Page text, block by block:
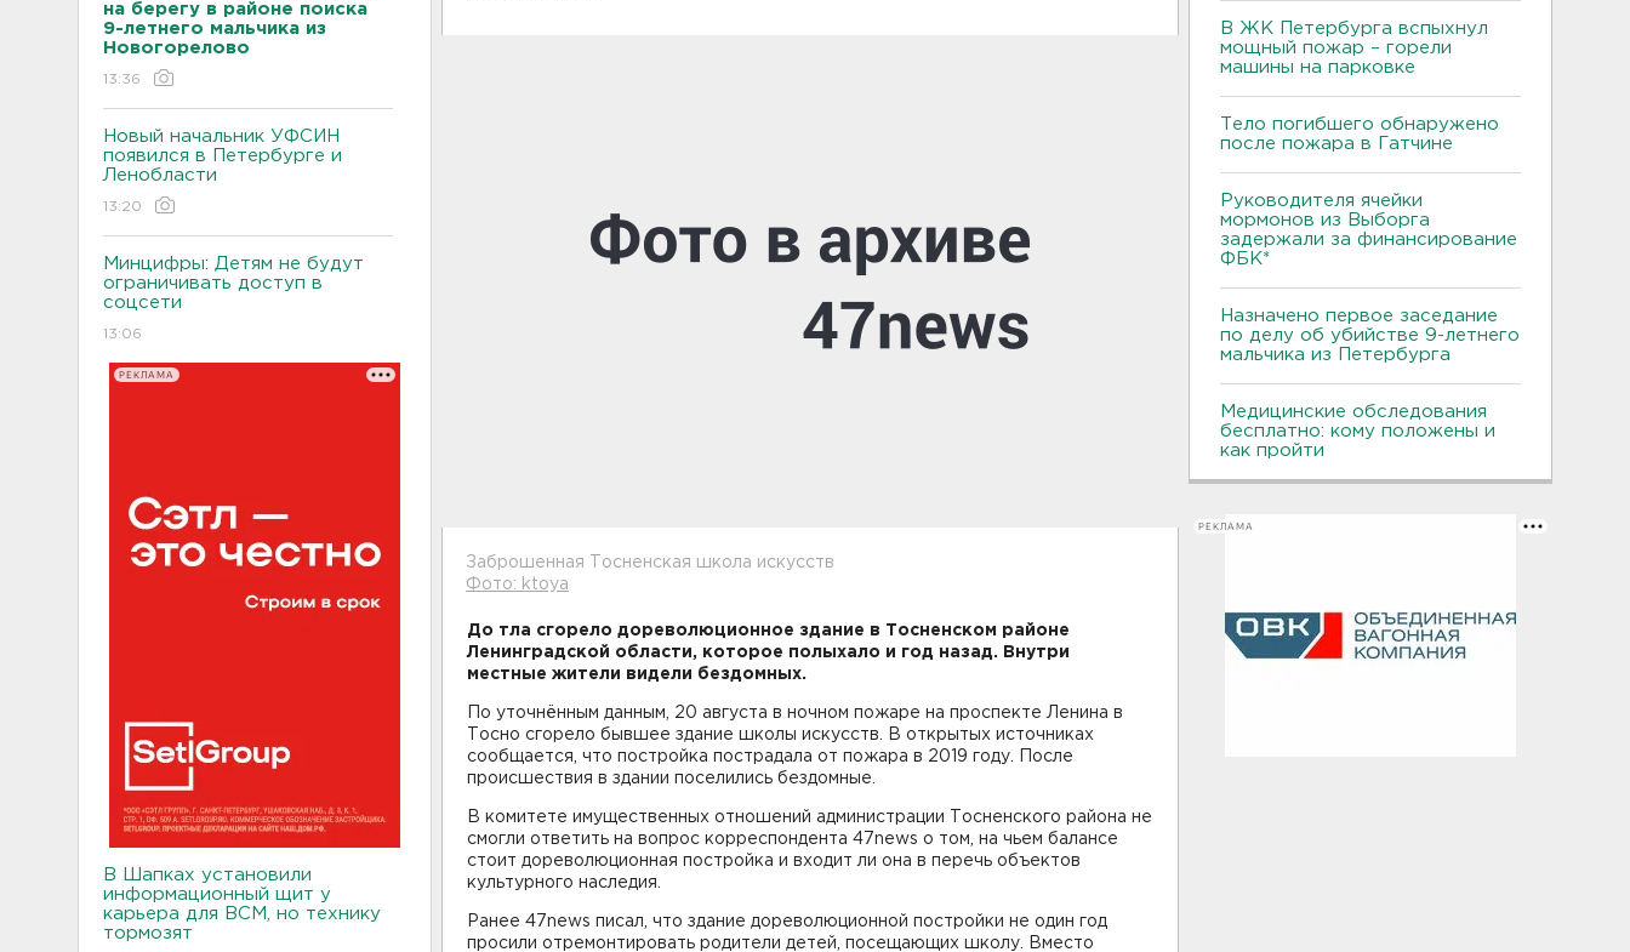
на берегу в районе поиска
9-летнего мальчика из
Новогорелово
13:36
Новый начальник УФСИН
появился в Петербурге и
Ленобласти
13:20
Минцифры: Детям не будут
ограничивать доступ в
соцсети
13:06
РЕКЛАМА
В Шапках установили
информационный щит у
карьера для ВСМ, но технику
тормозят
Заброшенная Тосненская школа искусств
Фото: ktoya
До тла сгорело дореволюционное здание в Тосненском районе
Ленинградской области, которое полыхало и год назад. Внутри
местные жители видели бездомных.
По уточнённым данным, 20 августа в ночном пожаре на проспекте Ленина в
Тосно сгорело бывшее здание школы искусств. В открытых источниках
сообщается, что постройка пострадала от пожара в 2019 году. После
происшествия в здании поселились бездомные.
В комитете имущественных отношений администрации Тосненского района не
смогли ответить на вопрос корреспондента 47news о том, на чьем балансе
стоит дореволюционная постройка и входит ли она в перечь объектов
культурного наследия.
Ранее 47news писал, что здание дореволюционной постройки не один год
просили отремонтировать родители детей, посещающих школу. Вместо
В ЖК Петербурга вспыхнул
мощный пожар – горели
машины на парковке
Тело погибшего обнаружено
после пожара в Гатчине
Руководителя ячейки
мормонов из Выборга
задержали за финансирование
ФБК*
Назначено первое заседание
по делу об убийстве 9-летнего
мальчика из Петербурга
Медицинские обследования
бесплатно: кому положены и
как пройти
РЕКЛАМА